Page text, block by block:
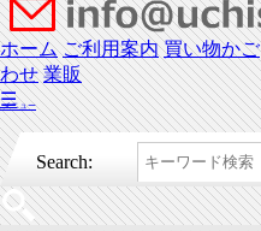
ホーム ご利用案内 買い物かご
わせ 業販
☰
メニュー
Search: